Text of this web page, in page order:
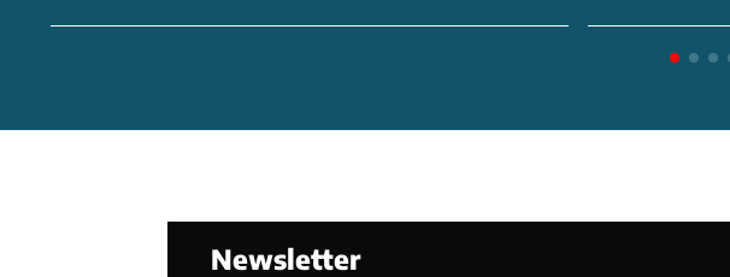
Newsletter